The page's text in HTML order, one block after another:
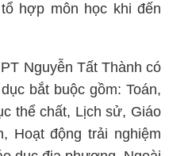
hợp môn học khi đến
Nguyễn Tất Thành có
bắt buộc gồm: Toán,
thể chất, Lịch sử, Giáo
Hoạt động trải nghiệm